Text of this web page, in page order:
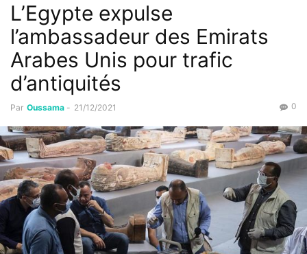
L’Egypte expulse
l’ambassadeur des Emirats
Arabes Unis pour trafic
d’antiquités
Par Oussama - 21/12/2021 0